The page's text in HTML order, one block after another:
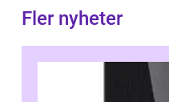
Fler nyheter